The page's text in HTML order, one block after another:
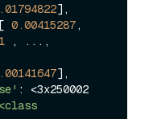
],
0.00415287,
, ...,
],
: <3x250002